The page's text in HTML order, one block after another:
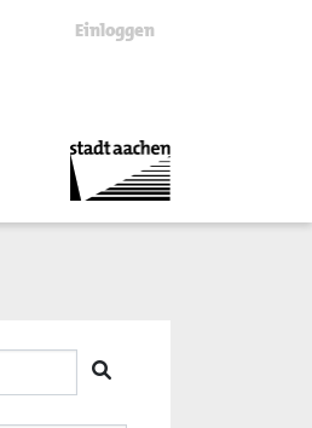
Einloggen